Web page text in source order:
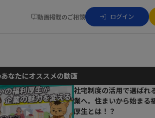
動画掲載のご相談 ログイン
動画でご紹介しているサービスについて
お気軽にご相談・ご質問いただけます！
あなたにオススメの動画
社宅制度の活用で選ばれ
業へ。住まいから始まる
厚生とは！？